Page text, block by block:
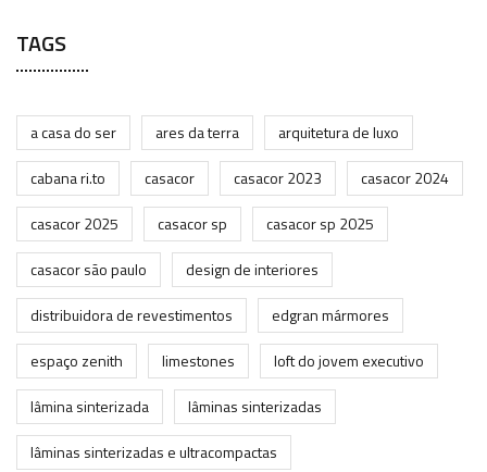
TAGS
a casa do ser ares da terra
arquitetura de luxo
cabana ri.to
casacor casacor 2023
casacor 2024
casacor 2025
casacor sp
casacor sp 2025
casacor são paulo
design de interiores
distribuidora de revestimentos
edgran mármores
espaço zenith
limestones
loft do jovem executivo
lâmina sinterizada
lâminas sinterizadas
lâminas sinterizadas e ultracompactas